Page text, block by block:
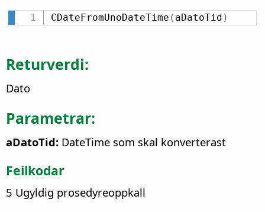
CDateFromUnoDateTime ( aDatoTid )
Returverdi:
Dato
Parametrar:
aDatoTid: DateTime som skal konverterast
Feilkodar
5 Ugyldig prosedyreoppkall